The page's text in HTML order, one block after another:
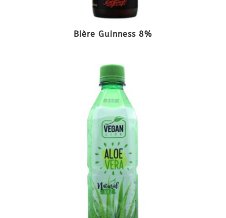
Bière Guinness 8%